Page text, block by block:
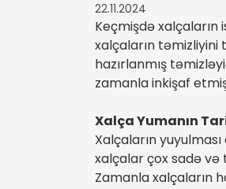
22.11.2024
Keçmişdə
xalçaların təmizliyini
hazırlanmış
zamanla inkişaf
Xalça Yumanın
Xalçaların
xalçalar çox sadə və
Zamanla xalçaların